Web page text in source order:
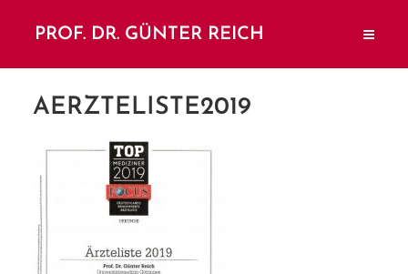
PROF. DR. GÜNTER REICH
AERZTELISTE2019